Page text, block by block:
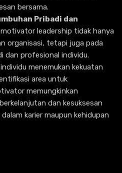
bersama.
Pribadi dan
leadership tidak hanya
organisasi, tetapi juga pada
dan profesional individu.
menemukan kekuatan
area untuk
memungkinkan
dan kesuksesan
karier maupun kehidupan